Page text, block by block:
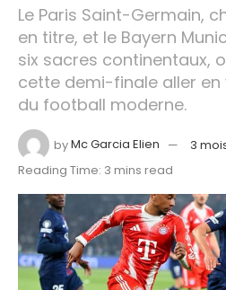
Le Paris Saint-Germain,
en titre, et le Bayern
six sacres continentaux,
cette demi-finale aller
du football moderne.
byMc Garcia Elien
3
Reading Time: 3 mins read